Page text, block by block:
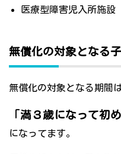
医療型障害児入所施設
無償化の対象となる
無償化の対象となる期間は
「満３歳になって初
になってます。